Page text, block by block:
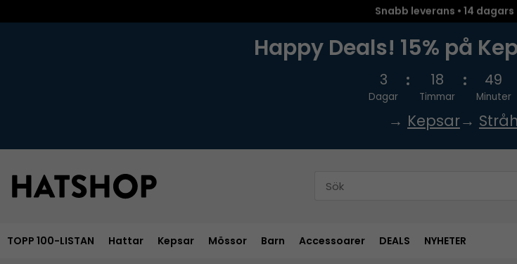
Snabb leverans • 14
Happy Deals! 15% på
3
Dagar
18
Timmar
49
Minuter
→ Kepsar→
TOPP 100-LISTAN Hattar Kepsar Mössor Barn Accessoarer DEALS NYHETER